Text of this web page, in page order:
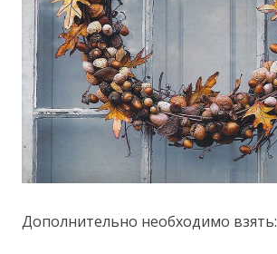
Дополнительно необходимо взять: